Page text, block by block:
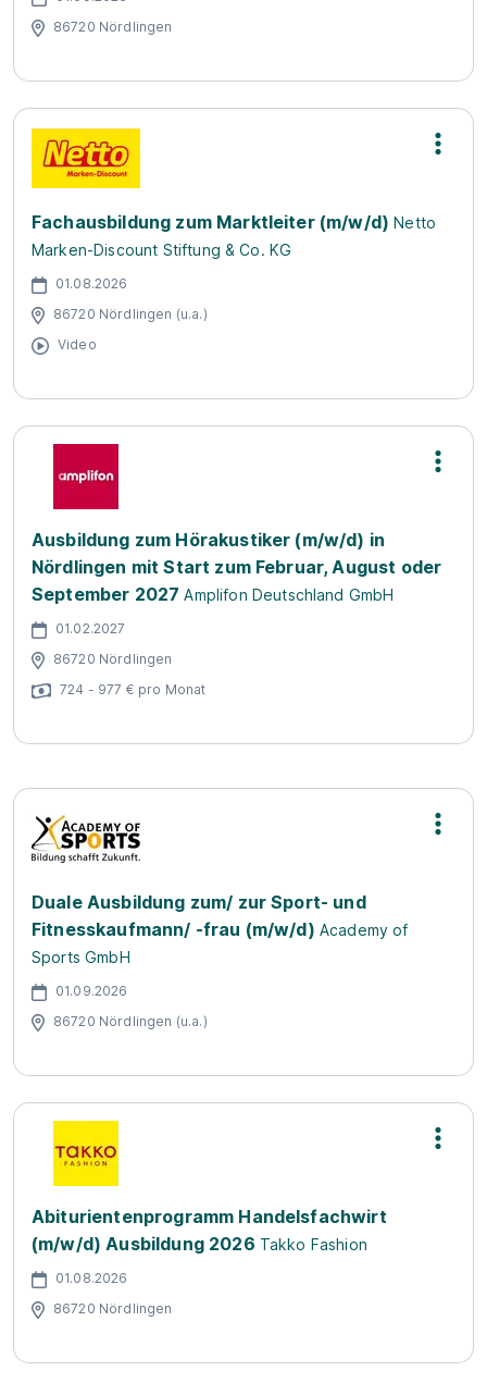
86720 Nördlingen
Fachausbildung zum Marktleiter (m/w/d) Netto
Marken-Discount Stiftung & Co. KG
01.08.2026
86720 Nördlingen (u.a.)
Video
Ausbildung zum Hörakustiker (m/w/d) in
Nördlingen mit Start zum Februar, August oder
September 2027 Amplifon Deutschland GmbH
01.02.2027
86720 Nördlingen
724 - 977 € pro Monat
Duale Ausbildung zum/ zur Sport- und
Fitnesskaufmann/ -frau (m/w/d) Academy of
Sports GmbH
01.09.2026
86720 Nördlingen (u.a.)
Abiturientenprogramm Handelsfachwirt
(m/w/d) Ausbildung 2026 Takko Fashion
01.08.2026
86720 Nördlingen